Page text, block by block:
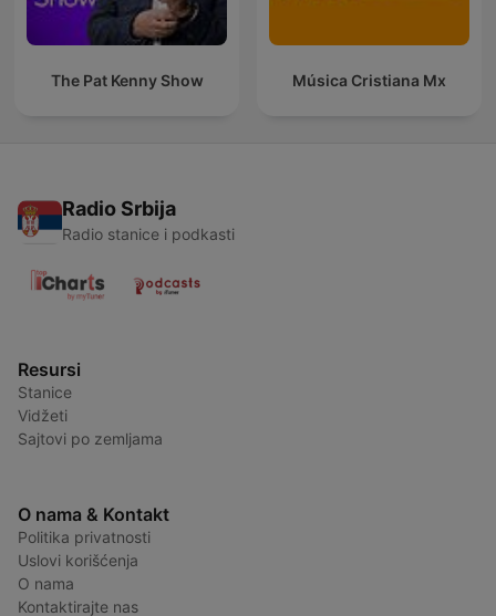
The Pat Kenny Show Música Cristiana Mx
Radio Srbija
Radio stanice i podkasti
Resursi
Stanice
Vidžeti
Sajtovi po zemljama
O nama & Kontakt
Politika privatnosti
Uslovi korišćenja
O nama
Kontaktirajte nas